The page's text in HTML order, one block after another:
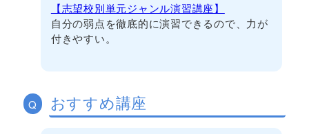
【志望校別単元ジャンル演習講座】
自分の弱点を徹底的に演習できるので、力が
付きやすい。
Q おすすめ講座